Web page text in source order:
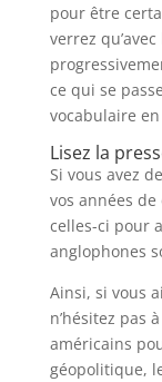
pour être
verrez
ce qui se
vocabulaire
Lisez la
Si vous avez
vos années
celles-ci pour
anglophones
Ainsi, si vous
n’hésitez pas
américains
géopolitique,